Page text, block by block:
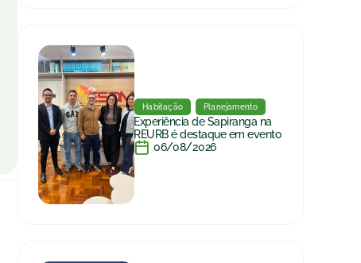
Habitação Planejamento
Experiência de Sapiranga na
REURB é destaque em evento
06/08/2026